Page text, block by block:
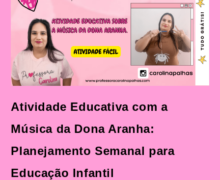
Infantil
Atividade Educativa com a
Música da Dona Aranha:
Planejamento Semanal para
Educação Infantil